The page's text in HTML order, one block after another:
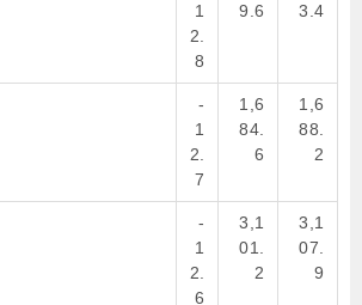
1
2.
8
9.6
3.4
-
1
2.
7
1,6
84.
6
1,6
88.
2
-
1
2.
6
3,1
01.
2
3,1
07.
9